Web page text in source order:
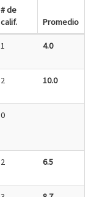
# de
calif.
Promedio
1 4.0
2 10.0
0
2 6.5